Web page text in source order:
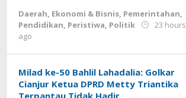
Daerah, Ekonomi & Bisnis, Pemerintahan,
Pendidikan, Peristiwa, Politik
23 hours
ago
Lesmana
Milad ke-50 Bahlil Lahadalia: Golkar
Cianjur Ketua DPRD Metty Triantika
Terpantau Tidak Hadir